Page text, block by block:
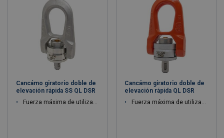
Cancámo giratorio doble de
elevación rápida SS QL DSR
Fuerza máxima de utilización WLL: 0.25 - 2.5 ton
Cancámo giratorio doble de
elevación rápida QL DSR
Fuerza máxima de utilización WLL: 0.25 - 2.5 ton